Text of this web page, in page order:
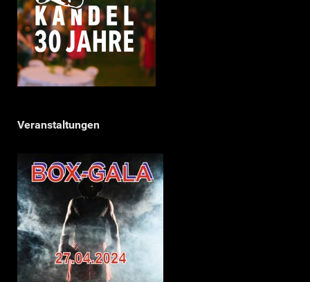
Veranstaltungen